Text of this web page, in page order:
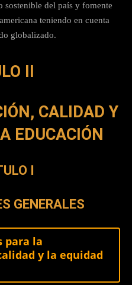
sostenible del país y fomente
teniendo en cuenta
globalizado.
II
CALIDAD Y
EDUCACIÓN
I
GENERALES
para la
y la equidad